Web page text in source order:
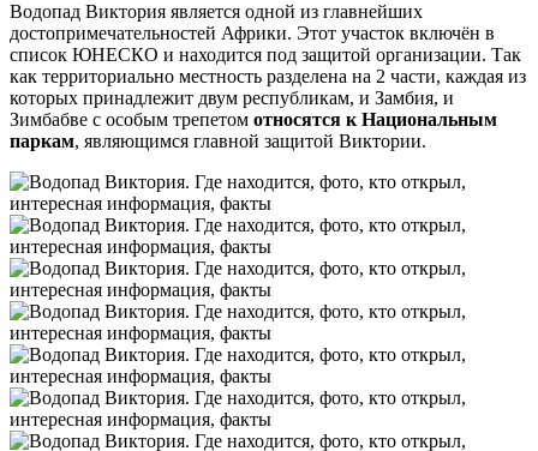
Водопад Виктория является одной из главнейших
достопримечательностей Африки. Этот участок включён в
список ЮНЕСКО и находится под защитой организации. Так
как территориально местность разделена на 2 части, каждая из
которых принадлежит двум республикам, и Замбия, и
Зимбабве с особым трепетом относятся к Национальным
паркам, являющимся главной защитой Виктории.